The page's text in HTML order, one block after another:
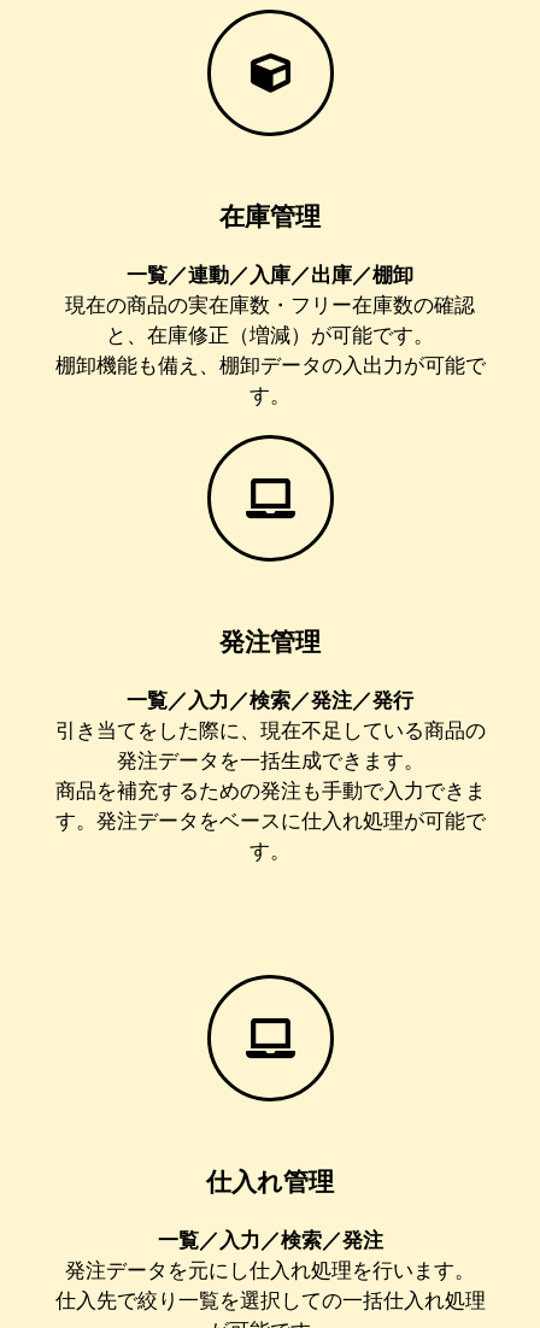
在庫管理
一覧／連動／入庫／出庫／棚卸
現在の商品の実在庫数・フリー在庫数の確認
と、在庫修正（増減）が可能です。
棚卸機能も備え、棚卸データの入出力が可能で
す。
発注管理
一覧／入力／検索／発注／発行
引き当てをした際に、現在不足している商品の
発注データを一括生成できます。
商品を補充するための発注も手動で入力できま
す。発注データをベースに仕入れ処理が可能で
す。
仕入れ管理
一覧／入力／検索／発注
発注データを元にし仕入れ処理を行います。
仕入先で絞り一覧を選択しての一括仕入れ処理